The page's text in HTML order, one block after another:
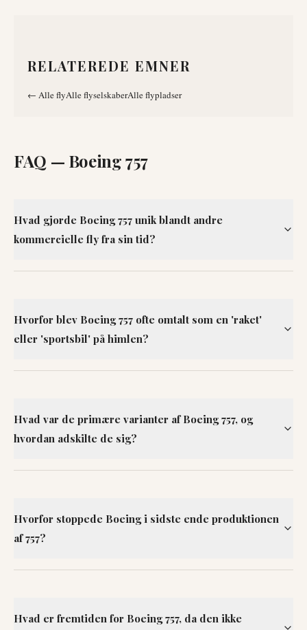
RELATEREDE EMNER
← Alle flyAlle flyselskaberAlle flypladser
FAQ — Boeing 757
Hvad gjorde Boeing 757 unik blandt andre
kommercielle fly fra sin tid?
Hvorfor blev Boeing 757 ofte omtalt som en 'raket'
eller 'sportsbil' på himlen?
Hvad var de primære varianter af Boeing 757, og
hvordan adskilte de sig?
Hvorfor stoppede Boeing i sidste ende produktionen
af 757?
Hvad er fremtiden for Boeing 757, da den ikke